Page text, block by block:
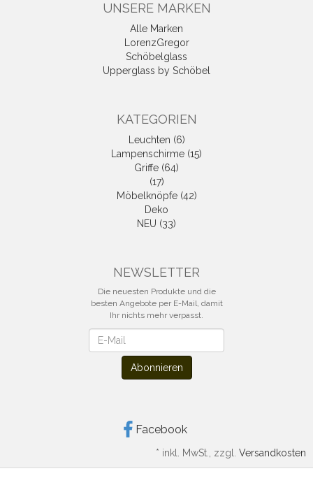
UNSERE MARKEN
Alle Marken
LorenzGregor
Schöbelglass
Upperglass by Schöbel
KATEGORIEN
Leuchten (6)
Lampenschirme (15)
Griffe (64)
(17)
Möbelknöpfe (42)
Deko
NEU (33)
NEWSLETTER
Die neuesten Produkte und die
besten Angebote per E-Mail, damit
Ihr nichts mehr verpasst.
Abonnieren
Facebook
* inkl. MwSt., zzgl. Versandkosten